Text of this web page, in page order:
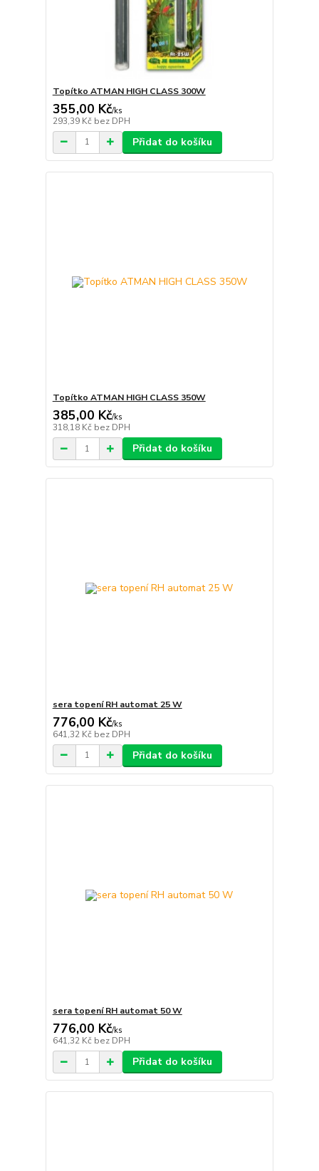
Topítko ATMAN HIGH CLASS 300W
355,00 Kč/ks
293,39 Kč bez DPH
Přidat do košíku
Topítko ATMAN HIGH CLASS 350W
385,00 Kč/ks
318,18 Kč bez DPH
Přidat do košíku
sera topení RH automat 25 W
776,00 Kč/ks
641,32 Kč bez DPH
Přidat do košíku
sera topení RH automat 50 W
776,00 Kč/ks
641,32 Kč bez DPH
Přidat do košíku